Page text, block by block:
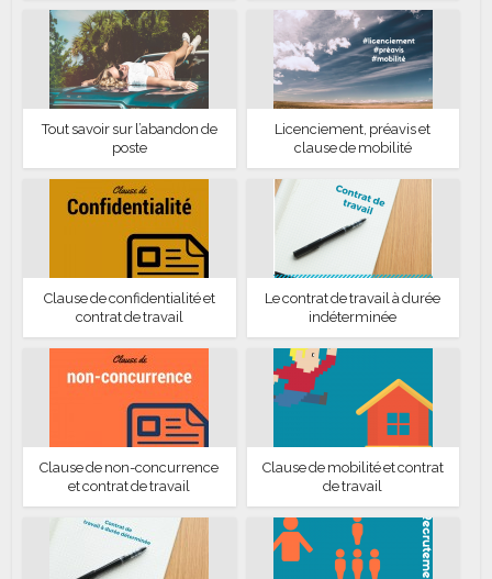
Tout savoir sur l’abandon de
poste
Licenciement, préavis et
clause de mobilité
Clause de confidentialité et
contrat de travail
Le contrat de travail à durée
indéterminée
Clause de non-concurrence
et contrat de travail
Clause de mobilité et contrat
de travail